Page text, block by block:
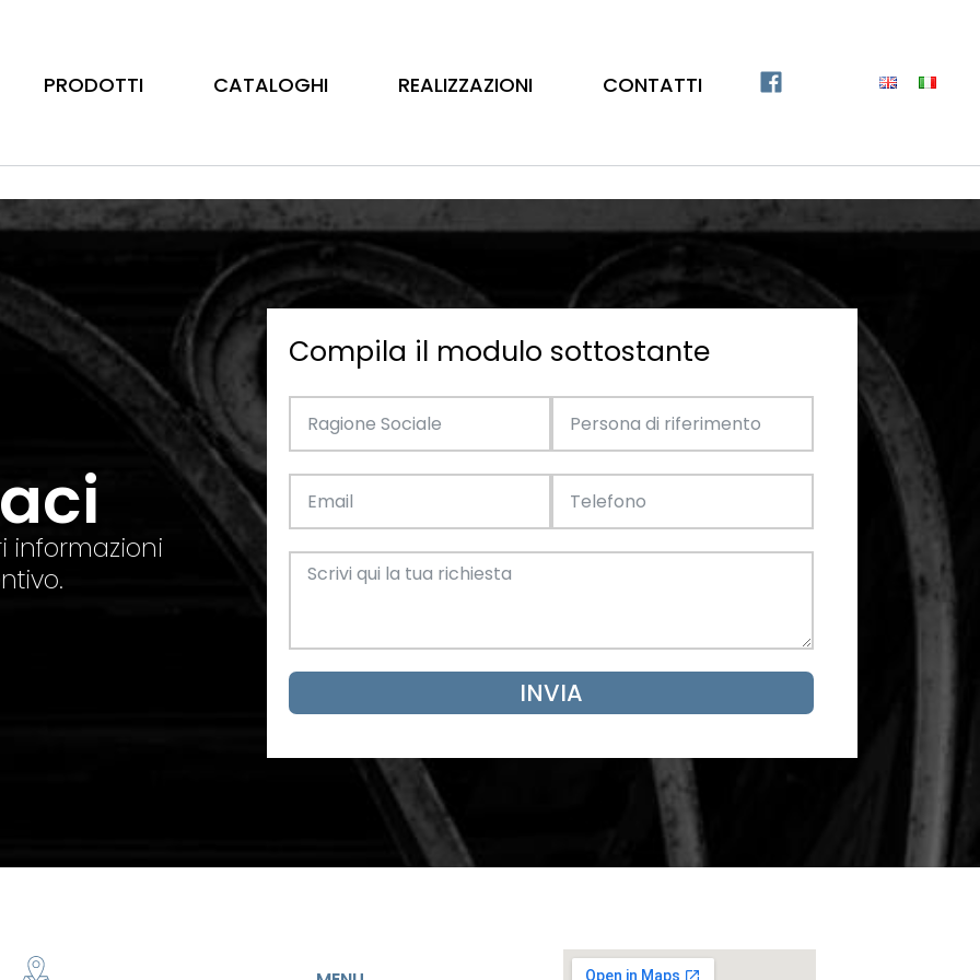
PRODOTTI CATALOGHI REALIZZAZIONI CONTATTI
Ottone
Tubo
Alluminio
Oggettistica e arredamento
Catalogo Illustrativo
SCARICA ORA
Catalogo
Acciaio
+39 0445 580865
+39 0445 580366
info@feba.it
informazioni
Compila il modulo sottostante
INVIA